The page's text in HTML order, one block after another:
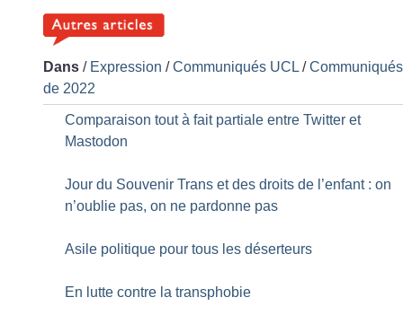
Dans / Expression /Communiqués UCL /Communiqués
de 2022
Comparaison tout à fait partiale entre Twitter et
Mastodon
Jour du Souvenir Trans et des droits de l’enfant : on
n’oublie pas, on ne pardonne pas
Asile politique pour tous les déserteurs
En lutte contre la transphobie